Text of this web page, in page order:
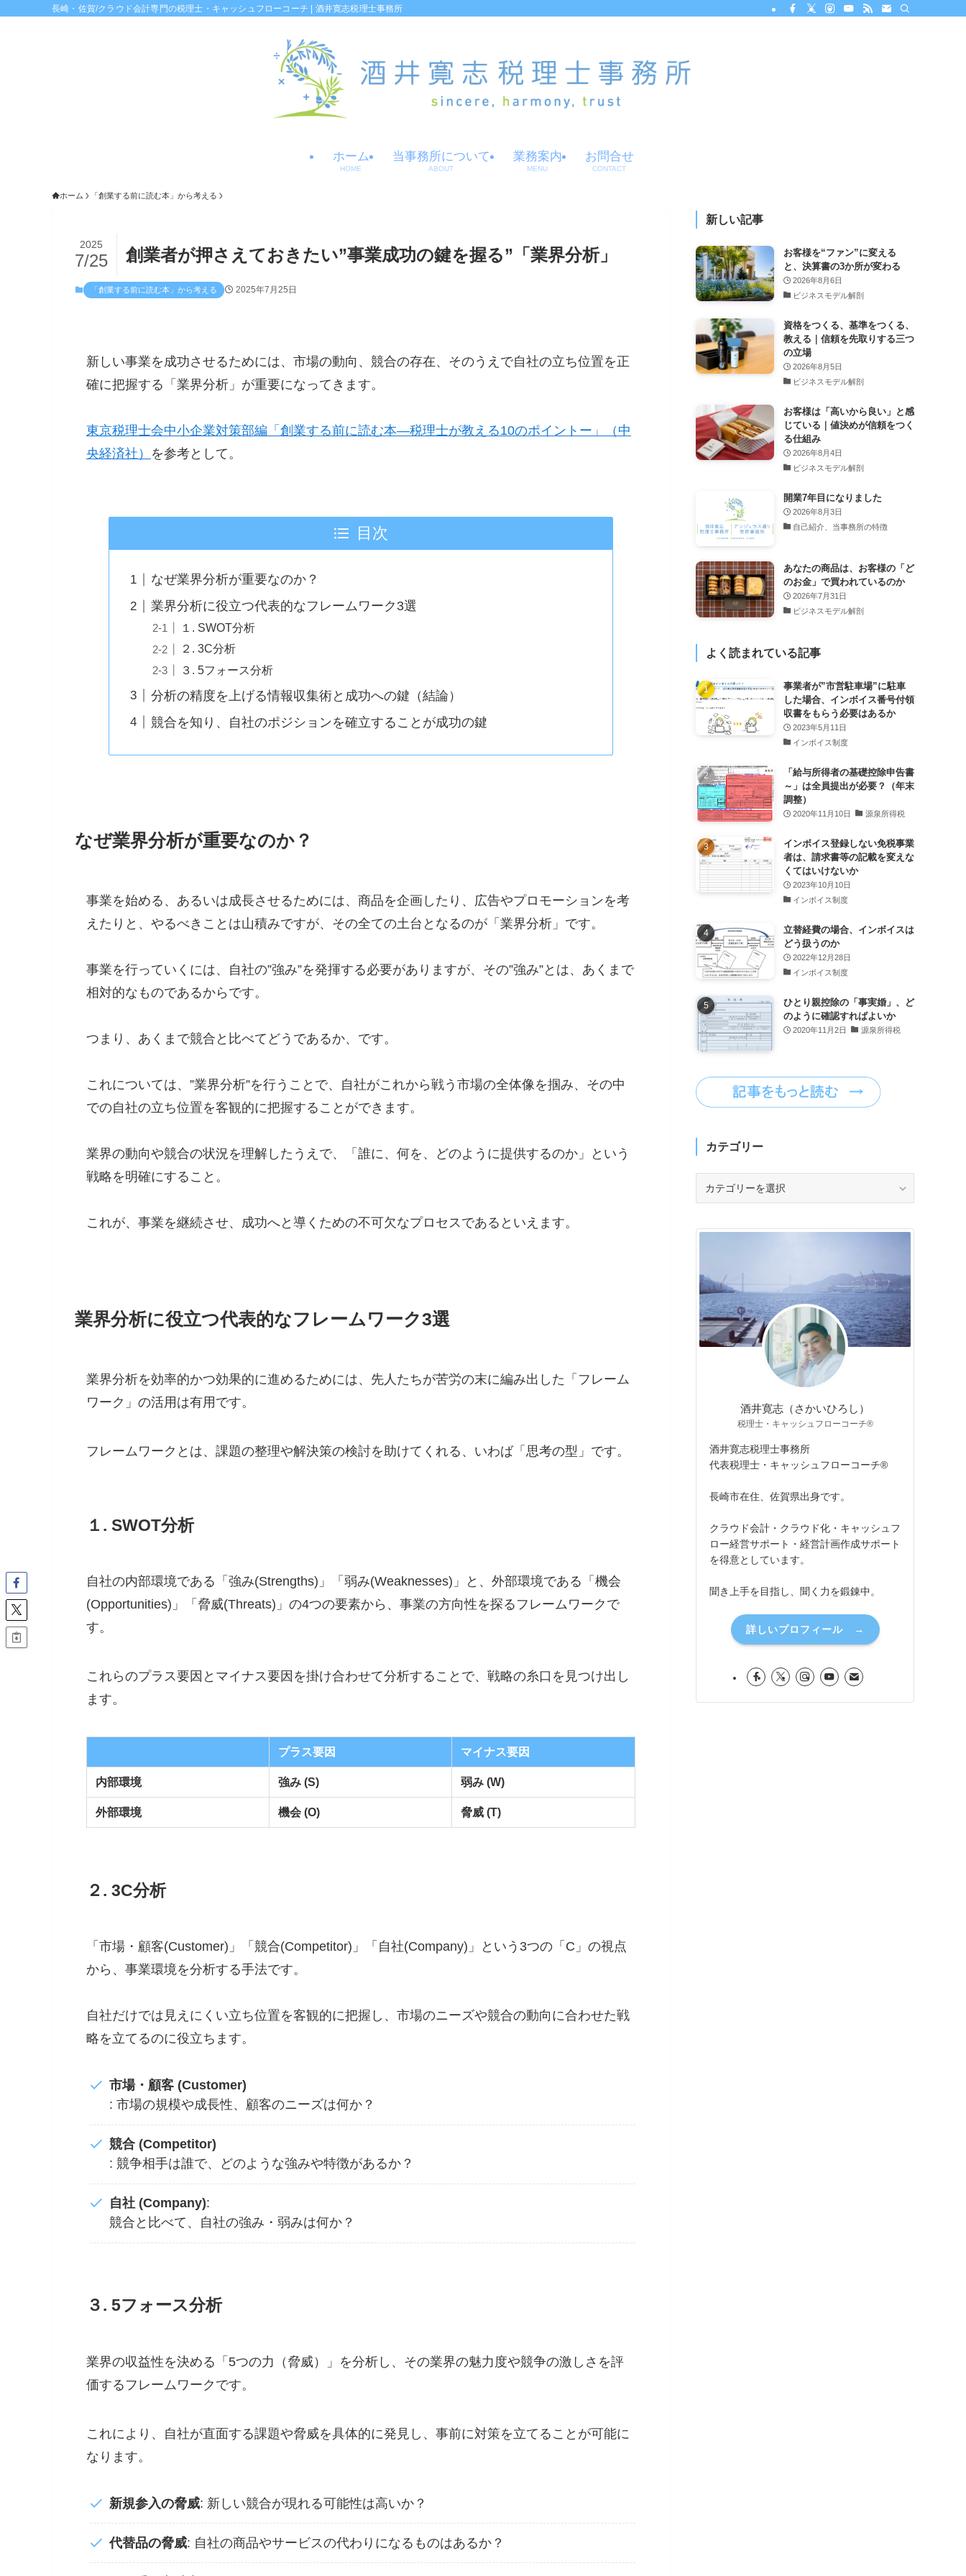
長崎・佐賀/クラウド会計専門の税理士・キャッシュフローコーチ | 酒井寛志税理士事務所
ホーム
HOME
当事務所について
ABOUT
業務案内
MENU
お問合せ
CONTACT
ホーム 「創業する前に読む本」から考える
創業者が押さえておきたい”事業成功の鍵を握る”「業界分析」
2025
7/25
「創業する前に読む本」から考える 2025年7月25日
新しい事業を成功させるためには、市場の動向、競合の存在、そのうえで自社の立ち位置を正
確に把握する「業界分析」が重要になってきます。
東京税理士会中小企業対策部編「創業する前に読む本―税理士が教える10のポイントー」（中
央経済社） を参考として。
目次
なぜ業界分析が重要なのか？
業界分析に役立つ代表的なフレームワーク3選
１. SWOT分析
２. 3C分析
３. 5フォース分析
分析の精度を上げる情報収集術と成功への鍵（結論）
競合を知り、自社のポジションを確立することが成功の鍵
なぜ業界分析が重要なのか？
事業を始める、あるいは成長させるためには、商品を企画したり、広告やプロモーションを考
えたりと、やるべきことは山積みですが、その全ての土台となるのが「業界分析」です。
事業を行っていくには、自社の”強み”を発揮する必要がありますが、その”強み”とは、あくまで
相対的なものであるからです。
つまり、あくまで競合と比べてどうであるか、です。
これについては、”業界分析”を行うことで、自社がこれから戦う市場の全体像を掴み、その中
での自社の立ち位置を客観的に把握することができます。
業界の動向や競合の状況を理解したうえで、「誰に、何を、どのように提供するのか」という
戦略を明確にすること。
これが、事業を継続させ、成功へと導くための不可欠なプロセスであるといえます。
業界分析に役立つ代表的なフレームワーク3選
業界分析を効率的かつ効果的に進めるためには、先人たちが苦労の末に編み出した「フレーム
ワーク」の活用は有用です。
フレームワークとは、課題の整理や解決策の検討を助けてくれる、いわば「思考の型」です。
１. SWOT分析
自社の内部環境である「強み(Strengths)」「弱み(Weaknesses)」と、外部環境である「機会
(Opportunities)」「脅威(Threats)」の4つの要素から、事業の方向性を探るフレームワークで
す。
これらのプラス要因とマイナス要因を掛け合わせて分析することで、戦略の糸口を見つけ出し
ます。
プラス要因 マイナス要因
内部環境 強み (S) 弱み (W)
外部環境 機会 (O) 脅威 (T)
２. 3C分析
「市場・顧客(Customer)」「競合(Competitor)」「自社(Company)」という3つの「C」の視点
から、事業環境を分析する手法です。
自社だけでは見えにくい立ち位置を客観的に把握し、市場のニーズや競合の動向に合わせた戦
略を立てるのに役立ちます。
市場・顧客 (Customer)
: 市場の規模や成長性、顧客のニーズは何か？
競合 (Competitor)
: 競争相手は誰で、どのような強みや特徴があるか？
自社 (Company):
競合と比べて、自社の強み・弱みは何か？
３. 5フォース分析
業界の収益性を決める「5つの力（脅威）」を分析し、その業界の魅力度や競争の激しさを評
価するフレームワークです。
これにより、自社が直面する課題や脅威を具体的に発見し、事前に対策を立てることが可能に
なります。
新規参入の脅威: 新しい競合が現れる可能性は高いか？
代替品の脅威: 自社の商品やサービスの代わりになるものはあるか？
新しい記事
お客様を“ファン”に変える
と、決算書の3か所が変わる
2026年8月6日
ビジネスモデル解剖
資格をつくる、基準をつくる、
教える｜信頼を先取りする三つ
の立場
2026年8月5日
ビジネスモデル解剖
お客様は「高いから良い」と感
じている｜値決めが信頼をつく
る仕組み
2026年8月4日
ビジネスモデル解剖
開業7年目になりました
2026年8月3日
自己紹介、当事務所の特徴
あなたの商品は、お客様の「ど
のお金」で買われているのか
2026年7月31日
ビジネスモデル解剖
よく読まれている記事
事業者が”市営駐車場”に駐車
した場合、インボイス番号付領
収書をもらう必要はあるか
2023年5月11日
インボイス制度
「給与所得者の基礎控除申告書
～」は全員提出が必要？（年末
調整）
2020年11月10日 源泉所得税
インボイス登録しない免税事業
者は、請求書等の記載を変えな
くてはいけないか
2023年10月10日
インボイス制度
立替経費の場合、インボイスは
どう扱うのか
2022年12月28日
インボイス制度
ひとり親控除の「事実婚」、ど
のように確認すればよいか
2020年11月2日 源泉所得税
カテゴリー
リ
酒井寛志（さかいひろし）
税理士・キャッシュフローコーチ®
酒井寛志税理士事務所
代表税理士・キャッシュフローコーチ®
長崎市在住、佐賀県出身です。
クラウド会計・クラウド化・キャッシュフ
ロー経営サポート・経営計画作成サポート
を得意としています。
聞き上手を目指し、聞く力を鍛錬中。
詳しいプロフィール →